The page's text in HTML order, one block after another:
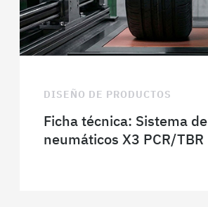
DISEÑO DE PRODUCTOS
Ficha técnica: Sistema de
neumáticos X3 PCR/TBR